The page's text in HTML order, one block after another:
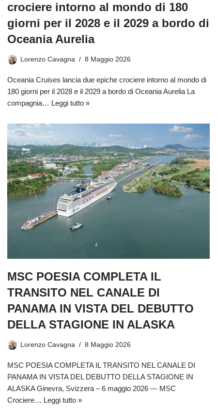
crociere intorno al mondo di 180
giorni per il 2028 e il 2029 a bordo di
Oceania Aurelia
Lorenzo Cavagna 8 Maggio 2026
Oceania Cruises lancia due epiche crociere intorno al mondo di
180 giorni per il 2028 e il 2029 a bordo di Oceania Aurelia La
compagnia… Leggi tutto »
MSC POESIA COMPLETA IL
TRANSITO NEL CANALE DI
PANAMA IN VISTA DEL DEBUTTO
DELLA STAGIONE IN ALASKA
Lorenzo Cavagna 8 Maggio 2026
MSC POESIA COMPLETA IL TRANSITO NEL CANALE DI
PANAMA IN VISTA DEL DEBUTTO DELLA STAGIONE IN
ALASKA Ginevra, Svizzera – 6 maggio 2026 — MSC
Crociere… Leggi tutto »